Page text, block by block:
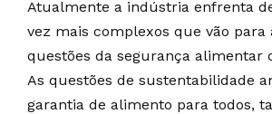
Atualmente a indústria enfrenta
vez mais complexos que vão para
questões da segurança alimentar
As questões de sustentabilidade
garantia de alimento para todos,